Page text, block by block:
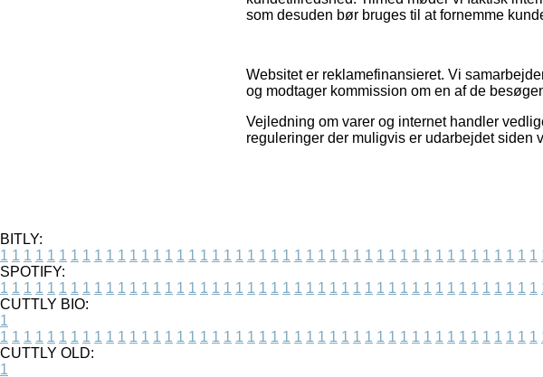
som desuden bør bruges til at fornemme
Websitet er reklamefinansieret. Vi
og modtager kommission om en af de
Vejledning om varer og internet handler
reguleringer der muligvis er udarbejdet siden
BITLY:
1 1 1 1 1 1 1 1 1 1 1 1 1 1 1 1 1 1 1 1 1 1 1 1 1 1 1 1 1 1 1 1 1 1 1 1 1 1 1 1 1 1 1 1 1 1
SPOTIFY:
1 1 1 1 1 1 1 1 1 1 1 1 1 1 1 1 1 1 1 1 1 1 1 1 1 1 1 1 1 1 1 1 1 1 1 1 1 1 1 1 1 1 1 1 1 1
CUTTLY BIO:
1
1 1 1 1 1 1 1 1 1 1 1 1 1 1 1 1 1 1 1 1 1 1 1 1 1 1 1 1 1 1 1 1 1 1 1 1 1 1 1 1 1 1 1 1 1 1
CUTTLY OLD:
1